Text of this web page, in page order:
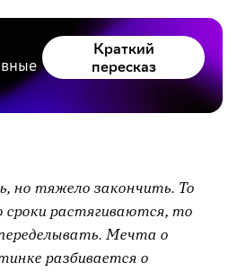
Краткий
пересказ
но тяжело закончить. То
сроки растягиваются, то
Мечта о
разбивается о